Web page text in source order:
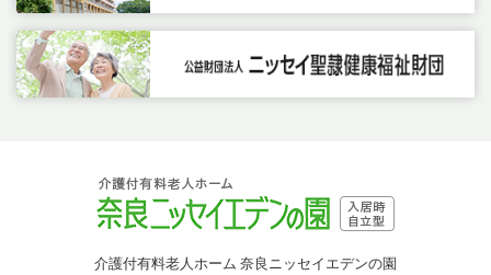
介護付有料老人ホーム 奈良ニッセイエデンの園